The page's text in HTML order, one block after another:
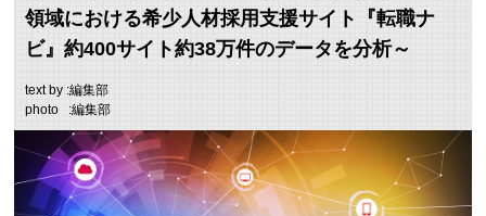
領域における希少人材採用支援サイト『転職ナ
ビ』約400サイト約38万件のデータを分析～
text by :編集部
photo :編集部